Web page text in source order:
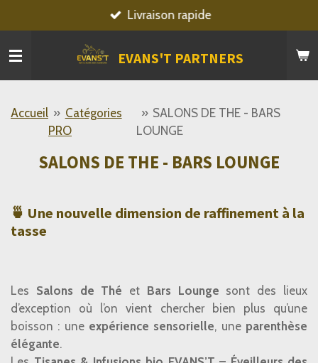
au
contenu
EVANS'T PARTNERS
Livraison rapide
Accueil » Catégories
PRO
» SALONS DE THE - BARS
LOUNGE
SALONS DE THE - BARS LOUNGE
🍵 Une nouvelle dimension de raffinement à la
tasse
Les Salons de Thé et Bars Lounge sont des lieux
d’exception où l’on vient chercher bien plus qu’une
boisson : une expérience sensorielle, une parenthèse
élégante.